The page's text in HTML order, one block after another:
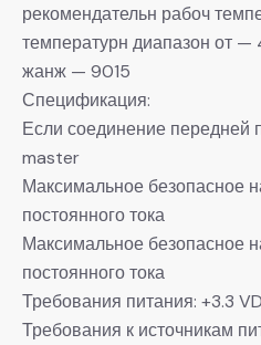
рекомендательн рабоч
температурн диапазон от —
жанж — 9015
Спецификация:
Если соединение передней
master
Максимальное безопасное
постоянного тока
Максимальное безопасное
постоянного тока
Требования питания: +3.3
Требования к источникам